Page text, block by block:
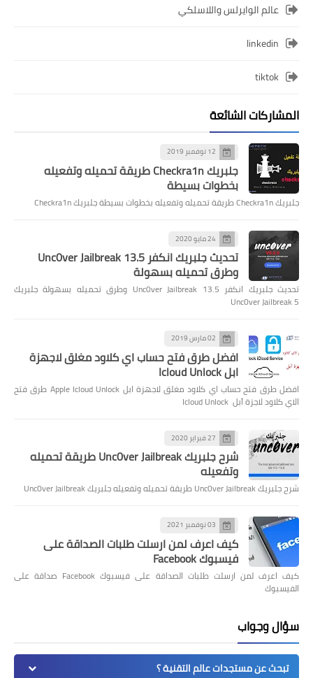
عالم الوايرلس واللاسلكي
linkedin
tiktok
المشاركات الشائعة
12 نوفمبر 2019
جلبريك Checkra1n طريقة تحميله وتفعيله
بخطوات بسيطة
جلبريك Checkra1n طريقة تحميله وتفعيله بخطوات بسيطة جلبريك Checkra1n
24 مايو 2020
تحديث جلبريك انكفر Unc0ver Jailbreak 13.5
وطرق تحميله بسهولة
تحديث جلبريك انكفر Unc0ver Jailbreak 13.5 وطرق تحميله بسهولة جلبريك
Unc0ver Jailbreak 5
02 مارس 2019
افضل طرق فتح حساب اي كلاود مغلق لاجهزة
ابل Icloud Unlock
افضل طرق فتح حساب اي كلاود مغلق لاجهزة ابل Apple Icloud Unlock طرق فتح
الاي كلاود لاجزة آبل Icloud Unlock
27 فبراير 2020
شرح جلبريك Unc0ver Jailbreak طريقة تحميله
وتفعيله
شرح جلبريك Unc0ver Jailbreak طريقة تحميله وتفعيله جلبريك Unc0ver Jailbreak
03 نوفمبر 2021
كيف اعرف لمن ارسلت طلبات الصداقة على
فيسبوك Facebook
كيف اعرف لمن ارسلت طلبات الصداقة على فيسبوك Facebook صداقة على
الفيسبوك
سؤال وجواب
تبحث عن مستجدات عالم التقنية ؟